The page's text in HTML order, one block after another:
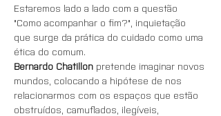
Estaremos lado a lado com a questão
"Como acompanhar o fim?", inquietação
que surge da prática do cuidado como uma
ética do comum.
Bernardo Chatillon pretende imaginar novos
mundos, colocando a hipótese de nos
relacionarmos com os espaços que estão
obstruídos, camuflados, ilegíveis,